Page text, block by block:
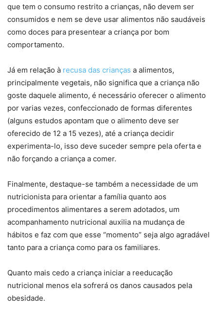
que tem o consumo restrito a crianças, não devem ser
consumidos e nem se deve usar alimentos não saudáveis
como doces para presentear a criança por bom
comportamento.
Já em relação à recusa das crianças a alimentos,
principalmente vegetais, não significa que a criança não
goste daquele alimento, é necessário oferecer o alimento
por varias vezes, confeccionado de formas diferentes
(alguns estudos apontam que o alimento deve ser
oferecido de 12 a 15 vezes), até a criança decidir
experimenta-lo, isso deve suceder sempre pela oferta e
não forçando a criança a comer.
Finalmente, destaque-se também a necessidade de um
nutricionista para orientar a família quanto aos
procedimentos alimentares a serem adotados, um
acompanhamento nutricional auxilia na mudança de
hábitos e faz com que esse “momento” seja algo agradável
tanto para a criança como para os familiares.
Quanto mais cedo a criança iniciar a reeducação
nutricional menos ela sofrerá os danos causados pela
obesidade.